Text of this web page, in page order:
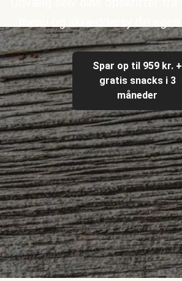
Spar op til 959 kr. +
gratis snacks i 3
måneder